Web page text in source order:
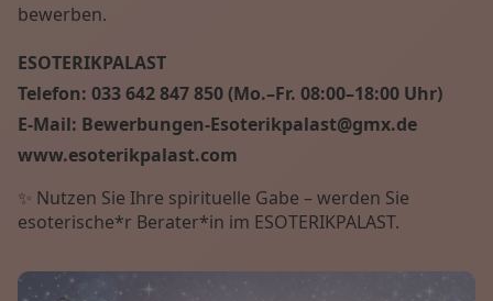
bewerben.
ESOTERIKPALAST
Telefon: 033 642 847 850 (Mo.–Fr. 08:00–18:00 Uhr)
E-Mail: Bewerbungen-Esoterikpalast@gmx.de
www.esoterikpalast.com
✨ Nutzen Sie Ihre spirituelle Gabe – werden Sie
esoterische*r Berater*in im ESOTERIKPALAST.